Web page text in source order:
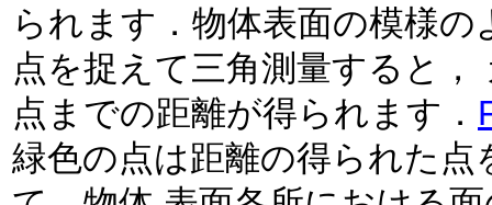
られます．物体表面の模様の
点を捉えて三角測量すると
点までの距離が得られます．
緑色の点は距離の得られた